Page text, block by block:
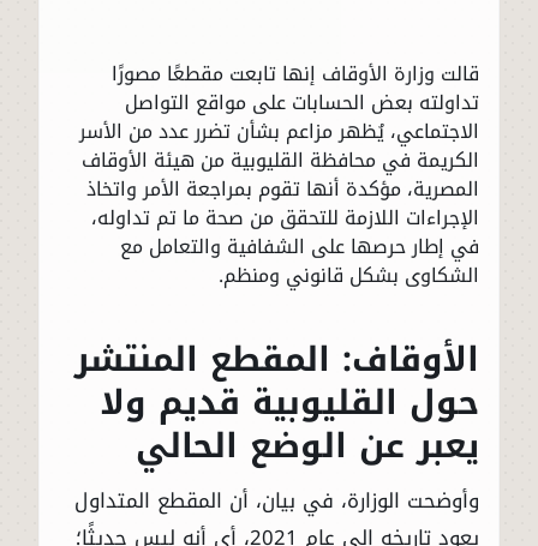
قالت وزارة الأوقاف إنها تابعت مقطعًا مصورًا
تداولته بعض الحسابات على مواقع التواصل
الاجتماعي، يُظهر مزاعم بشأن تضرر عدد من الأسر
الكريمة في محافظة القليوبية من هيئة الأوقاف
المصرية، مؤكدة أنها تقوم بمراجعة الأمر واتخاذ
الإجراءات اللازمة للتحقق من صحة ما تم تداوله،
في إطار حرصها على الشفافية والتعامل مع
الشكاوى بشكل قانوني ومنظم.
الأوقاف: المقطع المنتشر
حول القليوبية قديم ولا
يعبر عن الوضع الحالي
وأوضحت الوزارة، في بيان، أن المقطع المتداول
يعود تاريخه إلى عام 2021، أي أنه ليس حديثًا؛